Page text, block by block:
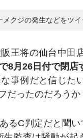
クジの発生などをツ
王将の仙台中田
8月26日付で閉店
事例だと信じた
だったのだろうか
るC判定だと聞